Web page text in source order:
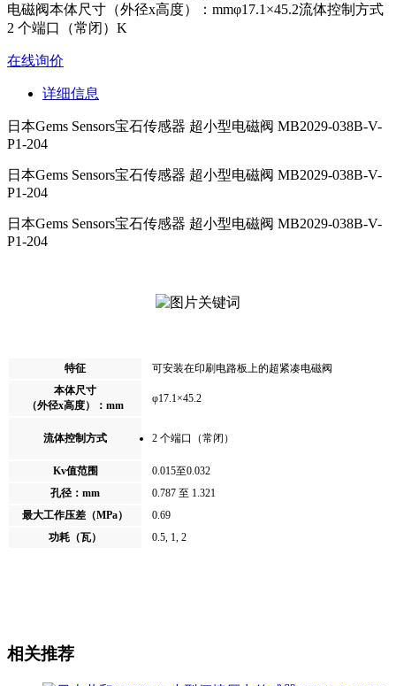
电磁阀本体尺寸（外径x高度）：mmφ17.1×45.2流体控制方式
2 个端口（常闭）K
在线询价
详细信息
日本Gems Sensors宝石传感器 超小型电磁阀 MB2029-038B-V-
P1-204
日本Gems Sensors宝石传感器 超小型电磁阀 MB2029-038B-V-
P1-204
日本Gems Sensors宝石传感器 超小型电磁阀 MB2029-038B-V-
P1-204
特征
可安装在印刷电路板上的超紧凑电磁阀
本体尺寸
（外径x高度）：mm
φ17.1×45.2
流体控制方式 2 个端口（常闭）
Kv值范围
0.015至0.032
孔径：mm
0.787 至 1.321
最大工作压差（MPa）
0.69
功耗（瓦）
0.5, 1, 2
相关推荐